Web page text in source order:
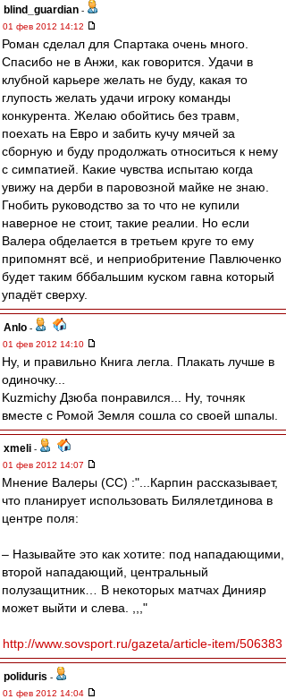
blind_guardian -
01 фев 2012 14:12
Роман сделал для Спартака очень много.
Спасибо не в Анжи, как говорится. Удачи в
клубной карьере желать не буду, какая то
глупость желать удачи игроку команды
конкурента. Желаю обойтись без травм,
поехать на Евро и забить кучу мячей за
сборную и буду продолжать относиться к нему
с симпатией. Какие чувства испытаю когда
увижу на дерби в паровозной майке не знаю.
Гнобить руководство за то что не купили
наверное не стоит, такие реалии. Но если
Валера обделается в третьем круге то ему
припомнят всё, и неприобритение Павлюченко
будет таким бббальшим куском гавна который
упадёт сверху.
Anlo -
01 фев 2012 14:10
Ну, и правильно Книга легла. Плакать лучше в
одиночку...
Kuzmichу Дзюба понравился... Ну, точняк
вместе с Ромой Земля сошла со своей шпалы.
xmeli -
01 фев 2012 14:07
Мнение Валеры (СС) :"...Карпин рассказывает,
что планирует использовать Билялетдинова в
центре поля:
– Называйте это как хотите: под нападающими,
второй нападающий, центральный
полузащитник… В некоторых матчах Динияр
может выйти и слева. ,,,"
http://www.sovsport.ru/gazeta/article-item/506383
poliduris -
01 фев 2012 14:04